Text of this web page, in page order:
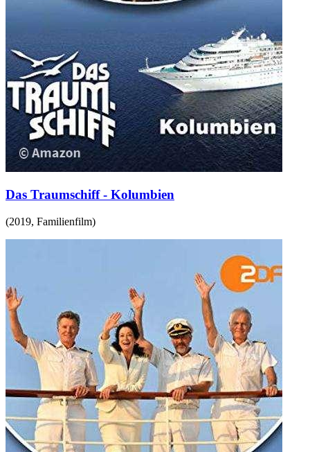
Das Traumschiff - Kolumbien
(2019, Familienfilm)